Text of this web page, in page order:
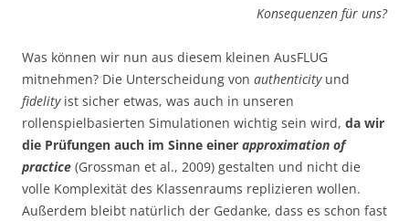
Konsequenzen für uns?
Was können wir nun aus diesem kleinen AusFLUG
mitnehmen? Die Unterscheidung von authenticityund
fidelityist sicher etwas, was auch in unseren
rollenspielbasierten Simulationen wichtig sein wird, da wir
die Prüfungen auch im Sinne einer approximation of
practice (Grossman et al., 2009) gestalten und nicht die
volle Komplexität des Klassenraums replizieren wollen.
Außerdem bleibt natürlich der Gedanke, dass es schon fast